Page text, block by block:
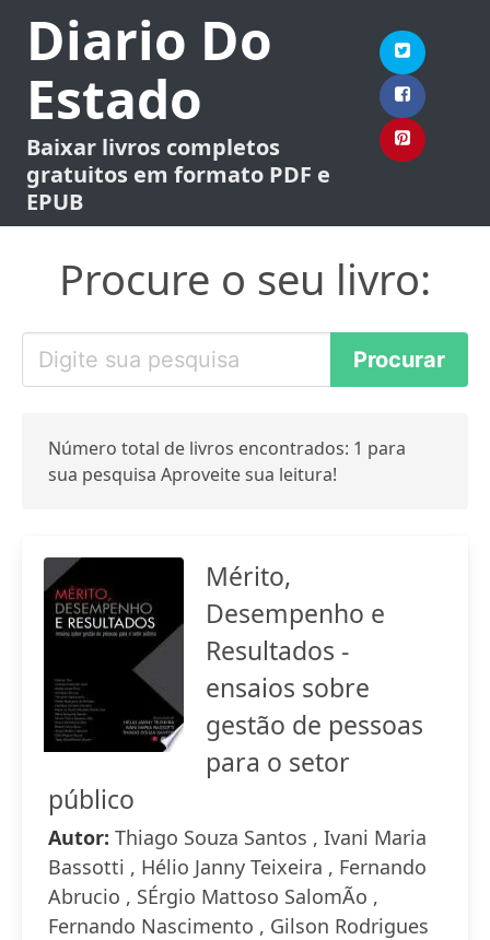
Diario Do
Estado
Baixar livros completos
gratuitos em formato PDF e
EPUB
Procure o seu livro:
Número total de livros encontrados: 1 para
sua pesquisa Aproveite sua leitura!
Mérito,
Desempenho e
Resultados -
ensaios sobre
gestão de pessoas
para o setor
público
Autor: Thiago Souza Santos , Ivani Maria
Bassotti , Hélio Janny Teixeira , Fernando
Abrucio , SÉrgio Mattoso SalomÃo ,
Fernando Nascimento , Gilson Rodrigues